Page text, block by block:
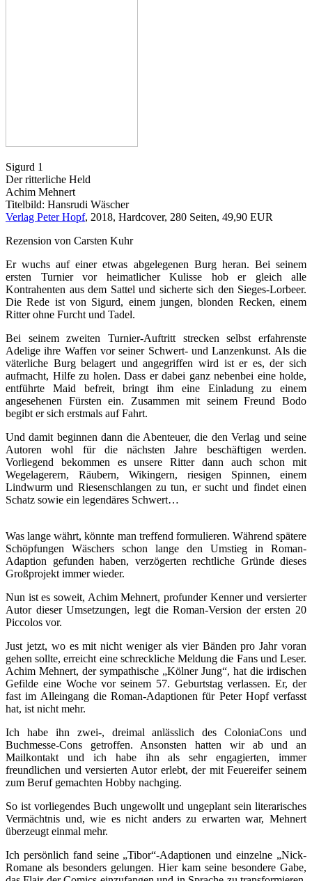
Sigurd 1
Der ritterliche Held
Achim Mehnert
Titelbild: Hansrudi Wäscher
Verlag Peter Hopf, 2018, Hardcover, 280 Seiten, 49,90 EUR
Rezension von Carsten Kuhr
Er wuchs auf einer etwas abgelegenen Burg heran. Bei seinem
ersten Turnier vor heimatlicher Kulisse hob er gleich alle
Kontrahenten aus dem Sattel und sicherte sich den Sieges-Lorbeer.
Die Rede ist von Sigurd, einem jungen, blonden Recken, einem
Ritter ohne Furcht und Tadel.
Bei seinem zweiten Turnier-Auftritt strecken selbst erfahrenste
Adelige ihre Waffen vor seiner Schwert- und Lanzenkunst. Als die
väterliche Burg belagert und angegriffen wird ist er es, der sich
aufmacht, Hilfe zu holen. Dass er dabei ganz nebenbei eine holde,
entführte Maid befreit, bringt ihm eine Einladung zu einem
angesehenen Fürsten ein. Zusammen mit seinem Freund Bodo
begibt er sich erstmals auf Fahrt.
Und damit beginnen dann die Abenteuer, die den Verlag und seine
Autoren wohl für die nächsten Jahre beschäftigen werden.
Vorliegend bekommen es unsere Ritter dann auch schon mit
Wegelagerern, Räubern, Wikingern, riesigen Spinnen, einem
Lindwurm und Riesenschlangen zu tun, er sucht und findet einen
Schatz sowie ein legendäres Schwert…
Was lange währt, könnte man treffend formulieren. Während spätere
Schöpfungen Wäschers schon lange den Umstieg in Roman-
Adaption gefunden haben, verzögerten rechtliche Gründe dieses
Großprojekt immer wieder.
Nun ist es soweit, Achim Mehnert, profunder Kenner und versierter
Autor dieser Umsetzungen, legt die Roman-Version der ersten 20
Piccolos vor.
Just jetzt, wo es mit nicht weniger als vier Bänden pro Jahr voran
gehen sollte, erreicht eine schreckliche Meldung die Fans und Leser.
Achim Mehnert, der sympathische „Kölner Jung“, hat die irdischen
Gefilde eine Woche vor seinem 57. Geburtstag verlassen. Er, der
fast im Alleingang die Roman-Adaptionen für Peter Hopf verfasst
hat, ist nicht mehr.
Ich habe ihn zwei-, dreimal anlässlich des ColoniaCons und
Buchmesse-Cons getroffen. Ansonsten hatten wir ab und an
Mailkontakt und ich habe ihn als sehr engagierten, immer
freundlichen und versierten Autor erlebt, der mit Feuereifer seinem
zum Beruf gemachten Hobby nachging.
So ist vorliegendes Buch ungewollt und ungeplant sein literarisches
Vermächtnis und, wie es nicht anders zu erwarten war, Mehnert
überzeugt einmal mehr.
Ich persönlich fand seine „Tibor“-Adaptionen und einzelne „Nick-
Romane als besonders gelungen. Hier kam seine besondere Gabe,